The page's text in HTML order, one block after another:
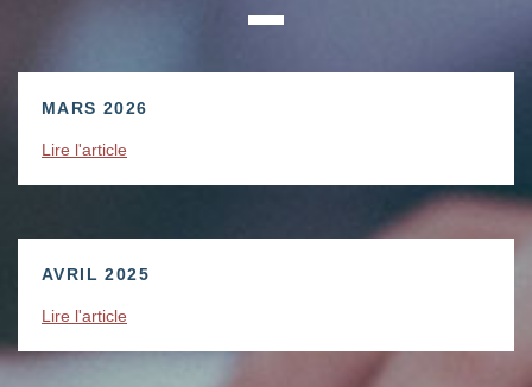
MARS 2026
Lire l'article
AVRIL 2025
Lire l'article